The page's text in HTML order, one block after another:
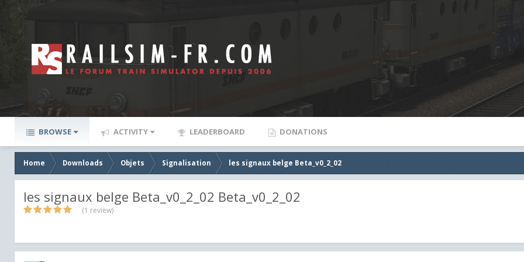
BROWSE ACTIVITY LEADERBOARD DONATIONS
Home Downloads Objets Signalisation les signaux belge Beta_v0_2_02
les signaux belge Beta_v0_2_02 Beta_v0_2_02
(1 review)